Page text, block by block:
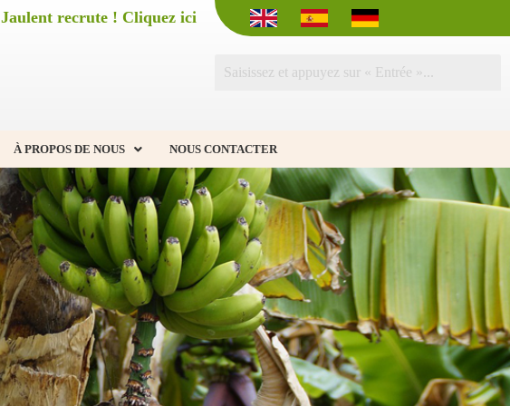
Jaulent recrute ! Cliquez ici
À PROPOS DE NOUS NOUS CONTACTER